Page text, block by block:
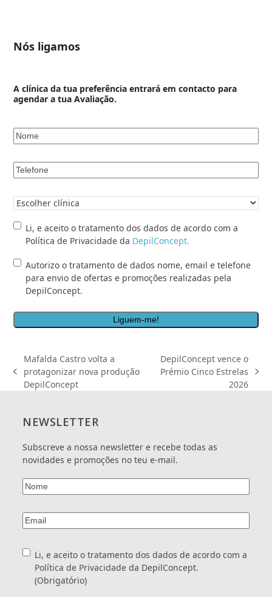
Nós ligamos
A clínica da tua preferência entrará em contacto para
agendar a tua Avaliação.
Nome*
Telefone*
Clínica
Li,
o
tratamento
dos
de
acordo
Política
Privacidade
de-
privacidade/"
</a>*
Li, e aceito o tratamento dos dados de acordo com a
Política de Privacidade da DepilConcept.
Autorizo
tratamento
dados
nome,
telefone
para
ofertas
promoções
realizadas
DepilConcept.
Autorizo o tratamento de dados nome, email e telefone
para envio de ofertas e promoções realizadas pela
DepilConcept.
previous
post:
Mafalda Castro volta a
protagonizar nova produção
DepilConcept
next
DepilConcept vence o
Prémio Cinco Estrelas
2026
NEWSLETTER
Subscreve a nossa newsletter e recebe todas as
novidades e promoções no teu e-mail.
Nome(Obrigatório)
Email(Obrigatório)
Consentimento(Obrigatório)
Li, e aceito o tratamento dos dados de acordo com a
Política de Privacidade da DepilConcept.
(Obrigatório)